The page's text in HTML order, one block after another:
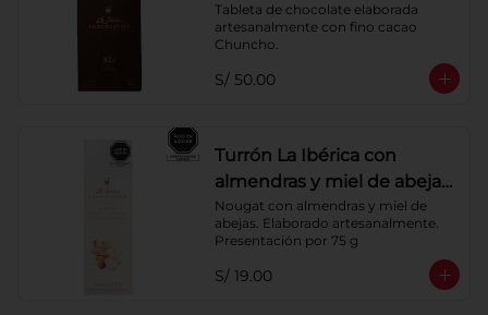
Tableta de chocolate elaborada
artesanalmente con fino cacao
Chuncho.
S/ 50.00
Turrón La Ibérica con
almendras y miel de abeja
x 75g
Nougat con almendras y miel de
abejas. Elaborado artesanalmente.
Presentación por 75 g
S/ 19.00